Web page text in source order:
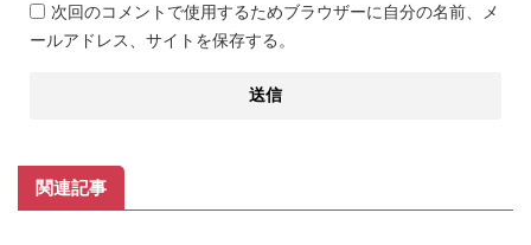
次回のコメントで使用するためブラウザーに自分の名前、メ
ールアドレス、サイトを保存する。
関連記事